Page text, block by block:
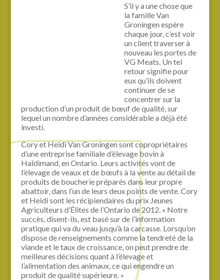
S’il y a une chose que
la famille Van
Groningen espère
chaque jour, c’est voir
un client traverser à
nouveau les portes de
VG Meats. Un tel
retour signifie pour
eux qu’ils doivent
continuer de se
concentrer sur la
production d’un produit de bœuf de qualité, sur
lequel un nombre d’années considérable a déjà été
investi.
Cory et Heidi Van Groningen sont copropriétaires
d’une entreprise familiale d’élevage bovin à
Haldimand, en Ontario. Leurs activités vont de
l’élevage de veaux et de bœufs à la vente au détail de
produits de boucherie préparés dans leur propre
abattoir, dans l’un de leurs deux points de vente. Cory
et Heidi sont les récipiendaires du prix Jeunes
Agriculteurs d’Élites de l’Ontario de 2012. « Notre
succès, disent-ils, est basé sur de l’information
pratique qui va du veau jusqu’à la carcasse. Lorsqu’on
dispose de renseignements comme la tendreté de la
viande et le taux de croissance, on peut prendre de
meilleures décisions quant à l’élevage et
l’alimentation des animaux, ce qui engendre un
produit de qualité supérieure. »